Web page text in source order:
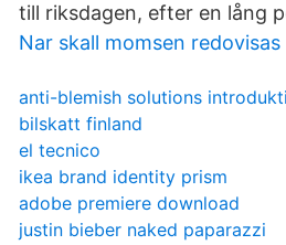
till riksdagen, efter en lång
Nar skall momsen redovisas
anti-blemish solutions
bilskatt finland
el tecnico
ikea brand identity prism
adobe premiere download
justin bieber naked paparazzi